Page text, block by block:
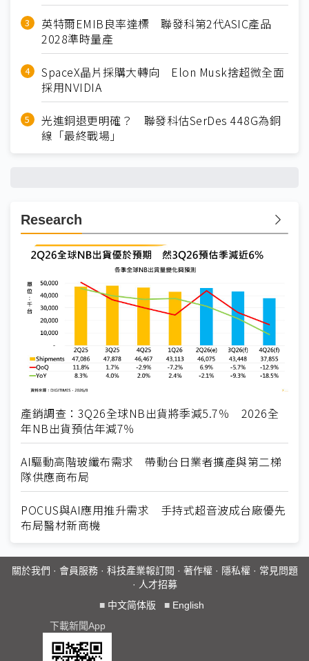
英特爾EMIB良率達標 聯發科第2代ASIC產品
2028準時量產
SpaceX晶片採購大轉向 Elon Musk捨超微全面
採用NVIDIA
光進銅退更明確？ 聯發科估SerDes 448G為銅
線「最終戰場」
Research
產銷調查：3Q26全球NB出貨將季減5.7％ 2026全
年NB出貨預估年減7％
AI驅動高階玻纖布需求 帶動台日業者擴產與第二梯
隊供應商布局
POCUS與AI應用推升需求 手持式超音波成台廠優先
布局醫材新商機
關於我們 · 會員服務· 科技產業報訂閱 · 著作權· 隱私權· 常見問題
· 人才招募
■ 中文简体版 ■ English
下載新聞App